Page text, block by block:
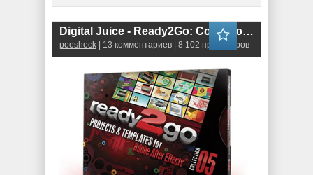
Digital Juice - Ready2Go: Collection 5 (for After Effects) AEP+ISO
pooshock | 13 комментариев | 8 102 просмотров